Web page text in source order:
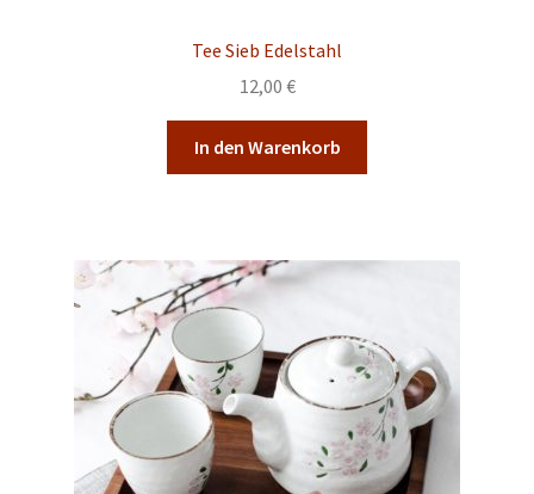
Tee Sieb Edelstahl
12,00 €
In den Warenkorb